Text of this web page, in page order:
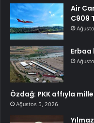
Air
C909
Erbaa
Özdağ: PKK affıyla
Ağustos 5, 2026